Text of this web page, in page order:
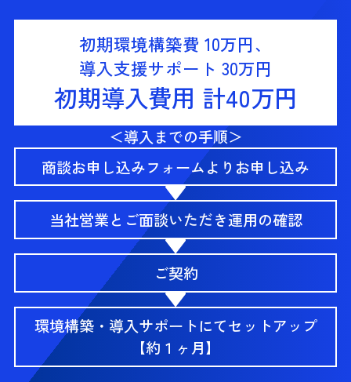
初期環境構築費 10万円、
導入支援サポート 30万円
初期導入費用 計40万円
＜導入までの手順＞
商談お申し込みフォームよりお申し込み
当社営業とご面談いただき運用の確認
ご契約
環境構築・導入サポートにてセットアップ
【約１ヶ月】